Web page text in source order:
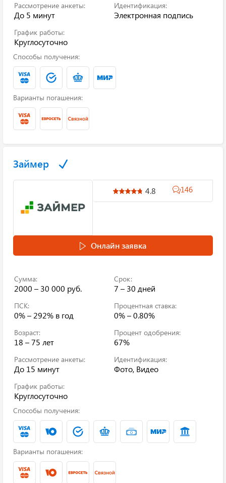
Рассмотрение анкеты:
До 5 минут
Идентификация:
Электронная подпись
График работы:
Круглосуточно
Способы получения:
Варианты погашения:
Займер
4.8 146
Онлайн заявка
Сумма:
2000 – 30 000 руб.
Срок:
7 – 30 дней
ПСК:
0% – 292% в год
Процентная ставка:
0% – 0.80%
Возраст:
18 – 75 лет
Процент одобрения:
67%
Рассмотрение анкеты:
До 15 минут
Идентификация:
Фото, Видео
График работы:
Круглосуточно
Способы получения:
Варианты погашения: